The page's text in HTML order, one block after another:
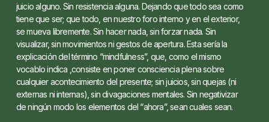
juicio alguno. Sin resistencia alguna. Dejando que todo sea como
tiene que ser; que todo, en nuestro foro interno y en el exterior,
se mueva libremente. Sin hacer nada, sin forzar nada. Sin
visualizar, sin movimientos ni gestos de apertura. Esta sería la
explicación del término “mindfulness”, que, como el mismo
vocablo indica ,consiste en poner consciencia plena sobre
cualquier acontecimiento del presente; sin juicios, sin quejas (ni
externas ni internas), sin divagaciones mentales. Sin negativizar
de ningún modo los elementos del “ahora”, sean cuales sean.